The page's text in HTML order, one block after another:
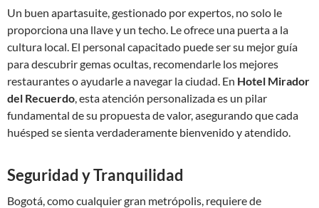
Un buen apartasuite, gestionado por expertos, no solo le
proporciona una llave y un techo. Le ofrece una puerta a la
cultura local. El personal capacitado puede ser su mejor guía
para descubrir gemas ocultas, recomendarle los mejores
restaurantes o ayudarle a navegar la ciudad. En Hotel Mirador
del Recuerdo, esta atención personalizada es un pilar
fundamental de su propuesta de valor, asegurando que cada
huésped se sienta verdaderamente bienvenido y atendido.
Seguridad y Tranquilidad
Bogotá, como cualquier gran metrópolis, requiere de